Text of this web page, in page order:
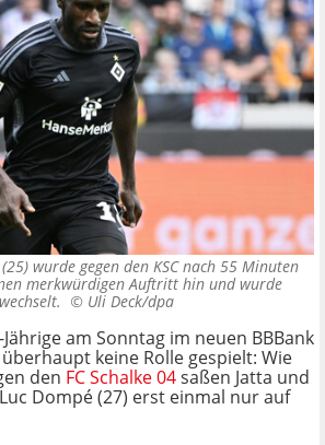
wurde gegen den KSC nach 55 Minuten
merkwürdigen Auftritt hin und wurde
© Uli Deck/dpa
am Sonntag im neuen BBBank
keine Rolle gespielt: Wie
den FC Schalke 04saßen Jatta und
Dompé (27) erst einmal nur auf